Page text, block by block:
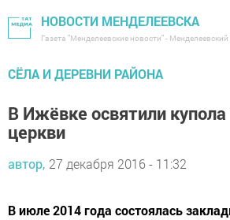
НОВОСТИ МЕНДЕЛЕЕВСКА
Газета "Менделеевские новости" -
СЁЛА И ДЕРЕВНИ РАЙОНА
В Ижёвке освятили купола
церкви
автор, 27 декабря 2016 - 11:32
В июле 2014 года состоялась